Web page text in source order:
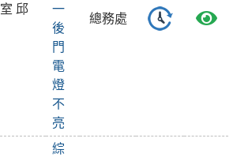
邱
一
後
門
電
燈
不
亮
總務處
綜